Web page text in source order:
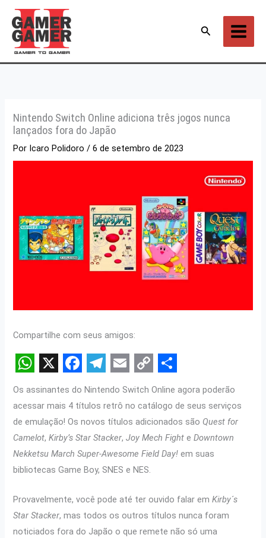
para
conteúdo
Pesquisar
Nintendo Switch Online adiciona três jogos nunca
lançados fora do Japão
Por Icaro Polidoro/6 de setembro de 2023
Compartilhe com seus amigos:
W
h
a
t
s
A
p
p
X F
a
c
e
b
o
o
k
T
e
l
e
g
r
a
m
E
m
a
i
l
C
o
p
y
L
i
n
k
S
h
a
r
e
Os assinantes do Nintendo Switch Online agora poderão
acessar mais 4 títulos retrô no catálogo de seus serviços
de emulação! Os novos títulos adicionados são Quest for
Camelot,Kirby’s Star Stacker,Joy Mech Fight eDowntown
Nekketsu March Super-Awesome Field Day! em suas
bibliotecas Game Boy, SNES e NES.
Provavelmente, você pode até ter ouvido falar emKirby´s
Star Stacker, mas todos os outros títulos nunca foram
noticiados fora do Japão o que remete não só uma